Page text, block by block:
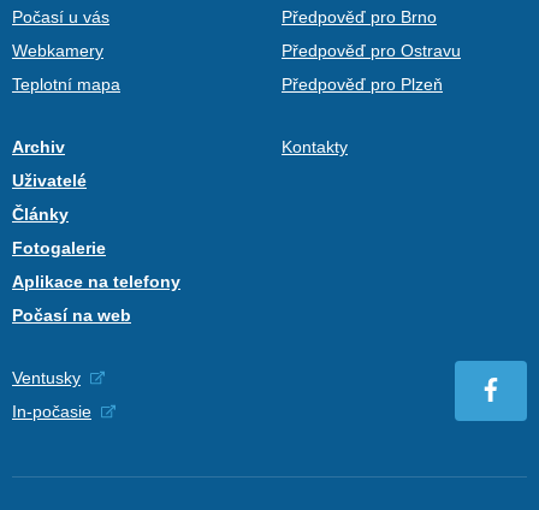
Počasí u vás
Webkamery
Teplotní mapa
Předpověď pro Brno
Předpověď pro Ostravu
Předpověď pro Plzeň
Archiv
Uživatelé
Články
Fotogalerie
Aplikace na telefony
Počasí na web
Kontakty
Ventusky
In-počasie